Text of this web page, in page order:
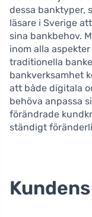
dessa banktyper,
läsare i Sverige
sina bankbehov.
inom alla
traditionella
bankverksamhet
att både digitala
behöva anpassa
förändrade
ständigt